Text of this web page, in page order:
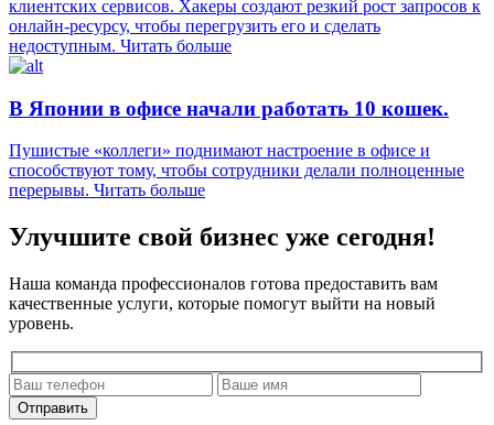
клиентских сервисов. Хакеры создают резкий рост запросов к
онлайн-ресурсу, чтобы перегрузить его и сделать
недоступным. Читать больше
В Японии в офисе начали работать 10 кошек.
Пушистые «коллеги» поднимают настроение в офисе и
способствуют тому, чтобы сотрудники делали полноценные
перерывы. Читать больше
Улучшите свой бизнес уже сегодня!
Наша команда профессионалов готова предоставить вам
качественные услуги, которые помогут выйти на новый
уровень.
Отправить